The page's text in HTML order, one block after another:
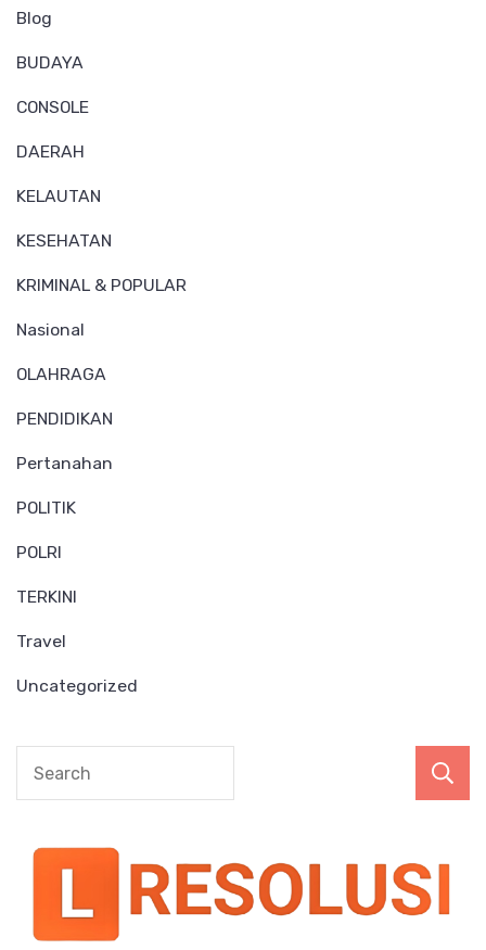
Blog
BUDAYA
CONSOLE
DAERAH
KELAUTAN
KESEHATAN
KRIMINAL & POPULAR
Nasional
OLAHRAGA
PENDIDIKAN
Pertanahan
POLITIK
POLRI
TERKINI
Travel
Uncategorized